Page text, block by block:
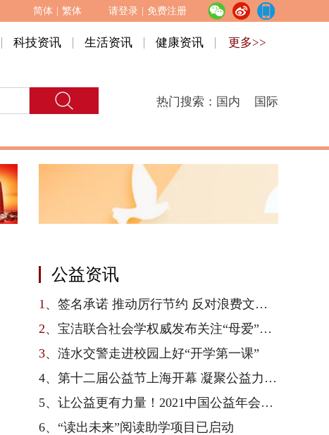
简体 繁体 请登录 免费注册
科技资讯 生活资讯 健康资讯 更多>>
热门搜索： 国内 国际
公益资讯
1、 签名承诺 推动厉行节约 反对浪费文明新风尚
2、 宝洁联合社会学权威发布关注“母爱”公益白皮书
3、 涟水交警走进校园上好“开学第一课”
4、 第十二届公益节上海开幕 凝聚公益力量 益起向未来
5、 让公益更有力量！2021中国公益年会成功举行
6、 “读出未来”阅读助学项目已启动